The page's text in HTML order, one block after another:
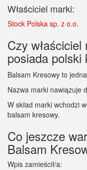
Właściciel marki:
Stock Polska sp. z o.o.
Czy
posiada polski
Balsam Kresowy to
Nazwa marki nawiązuje
W skład marki wchodzi
balsam kresowy.
Co jeszcze
Balsam
Wpis zamieścił/a: